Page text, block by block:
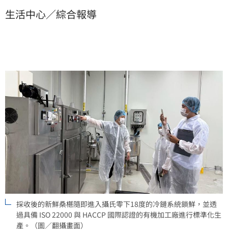
對天然「花青素」與健康機能性食品的剛性需求。當跨
生活中心／綜合報導
採收後的新鮮桑椹隨即進入攝氏零下18度的冷鏈系統鎖鮮，並透
過具備 ISO 22000 與 HACCP 國際認證的有機加工廠進行標準化生
產。（圖／翻攝畫面）